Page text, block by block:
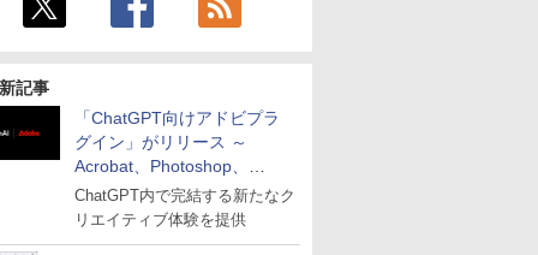
記事
「ChatGPT向けアドビプラ
グイン」がリリース ～
Acrobat、Photoshop、
Premiereなどの機能を1つの
プラグインに統合
ChatGPT内で完結する新たなク
リエイティブ体験を提供